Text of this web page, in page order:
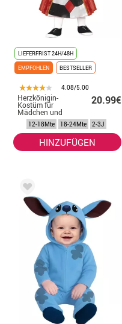
LIEFERFRIST 24H/48H
EMPFOHLEN
BESTSELLER
4.08/5.00
Herzkönigin-
Kostüm für
Mädchen und
Baby
20.99€
12-18Mte 18-24Mte 2-3J
HINZUFÜGEN